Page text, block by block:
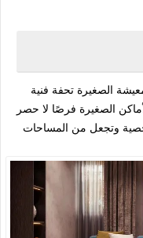
الصغيرة تحفة فنية
الصغيرة فرصًا لا حصر
وتجعل من المساحات